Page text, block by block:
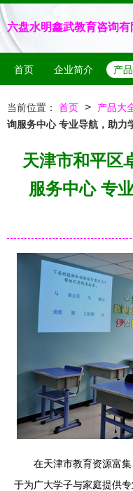
六盘水明鑫武教育咨询有
首页 企业简介 产
当前位置： 首页 > 产品大
询服务中心 专业导航，助力
天津市和平区
服务中心 专
在天津市教育资源富
于为广大学子与家庭提供